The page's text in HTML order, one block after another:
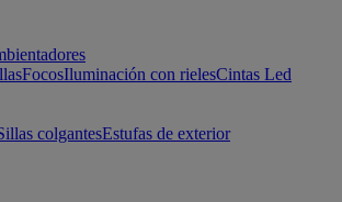
FocosIluminación con rielesCintas Led
colgantesEstufas de exterior